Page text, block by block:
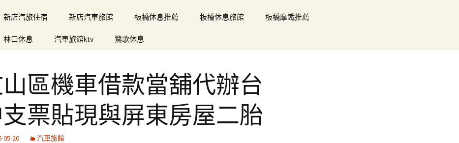
新店汽旅住宿 新店汽車旅館 板橋休息推薦 板橋休息旅館 板橋摩鐵推薦
林口休息 汽車旅館ktv 鶯歌休息
區機車借款當舖代辦台
票貼現與屏東房屋二胎
05-20 汽車旅館